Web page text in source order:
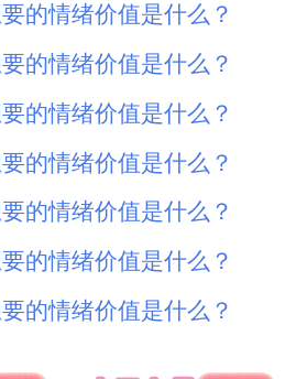
的情绪价值是什么？
的情绪价值是什么？
的情绪价值是什么？
的情绪价值是什么？
的情绪价值是什么？
的情绪价值是什么？
的情绪价值是什么？